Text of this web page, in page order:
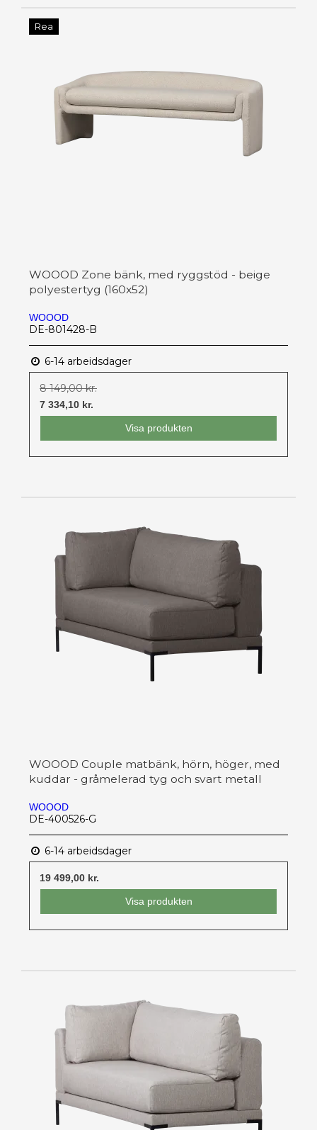
Rea
WOOOD Zone bänk, med ryggstöd - beige
polyestertyg (160x52)
WOOOD
DE-801428-B
6-14 arbeidsdager
8 149,00 kr.
7 334,10 kr.
Visa produkten
WOOOD Couple matbänk, hörn, höger, med
kuddar - gråmelerad tyg och svart metall
WOOOD
DE-400526-G
6-14 arbeidsdager
19 499,00 kr.
Visa produkten